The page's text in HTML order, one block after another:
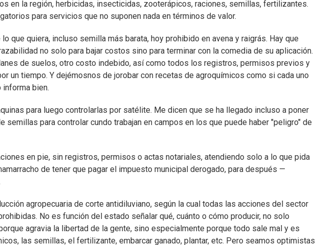
en la región, herbicidas, insecticidas, zooterápicos, raciones, semillas, fertilizantes.
para servicios que no suponen nada en términos de valor.
que quiera, incluso semilla más barata, hoy prohibido en avena y raigrás. Hay que
no solo para bajar costos sino para terminar con la comedia de su aplicación.
de suelos, otro costo indebido, así como todos los registros, permisos previos y
un tiempo. Y dejémosnos de jorobar con recetas de agroquímicos como si cada uno
bien.
para luego controlarlas por satélite. Me dicen que se ha llegado incluso a poner
semillas para controlar cundo trabajan en campos en los que puede haber "peligro" de
en pie, sin registros, permisos o actas notariales, atendiendo solo a lo que pida
de tener que pagar el impuesto municipal derogado, para después —
agropecuaria de corte antidiluviano, según la cual todas las acciones del sector
No es función del estado señalar qué, cuánto o cómo producir, no solo
agravia la libertad de la gente, sino especialmente porque todo sale mal y es
las semillas, el fertilizante, embarcar ganado, plantar, etc. Pero seamos optimistas